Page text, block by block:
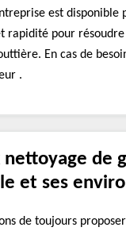
est disponible
rapidité pour résoudre
En cas de
.
de
et ses
de toujours